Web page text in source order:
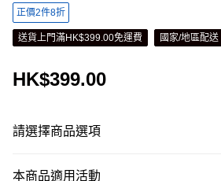
正價2件8折
送貨上門滿HK$399.00免運費 國家/地區配送
HK$399.00
請選擇商品選項
本商品適用活動